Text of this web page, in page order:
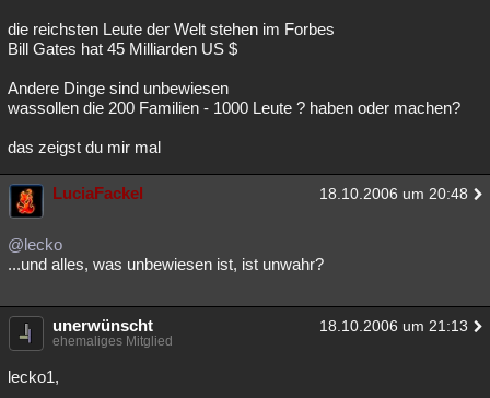
die reichsten Leute der Welt stehen im Forbes
Bill Gates hat 45 Milliarden US $
Andere Dinge sind unbewiesen
wassollen die 200 Familien - 1000 Leute ? haben oder machen?
das zeigst du mir mal
LuciaFackel 18.10.2006 um 20:48
@lecko
...und alles, was unbewiesen ist, ist unwahr?
unerwünscht 18.10.2006 um 21:13
ehemaliges Mitglied
lecko1,